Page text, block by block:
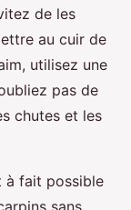
de les
au cuir de
utilisez une
pas de
chutes et les
à fait possible